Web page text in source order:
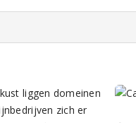
liggen domeinen
zich er